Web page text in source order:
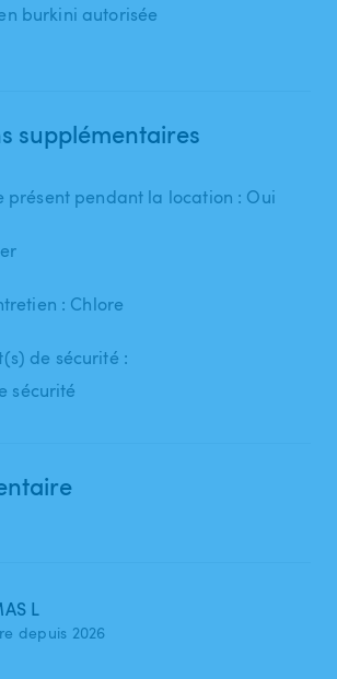
burkini autorisée
supplémentaires
présent pendant la location : Oui
: Chlore
de sécurité :
sécurité
L
depuis 2026